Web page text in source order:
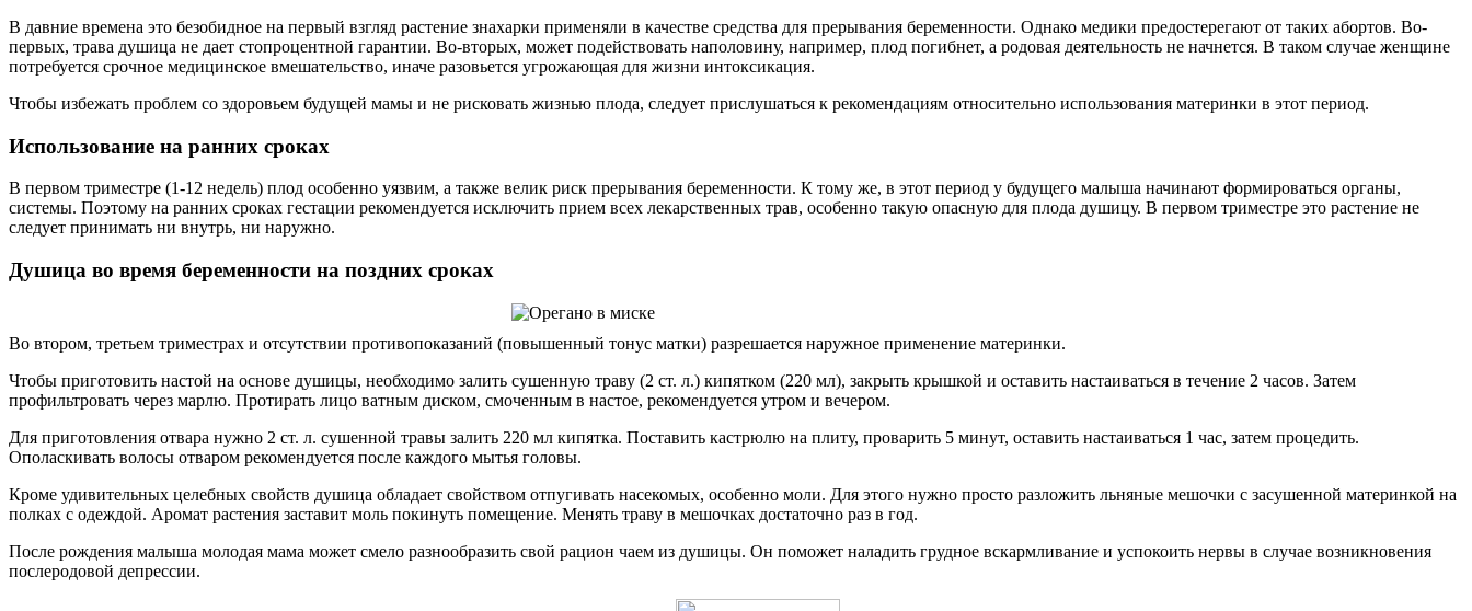
В давние времена это безобидное на первый взгляд растение знахарки применяли в качестве средства для прерывания беременности. Однако медики предостерегают от таких абортов. Во-
первых, трава душица не дает стопроцентной гарантии. Во-вторых, может подействовать наполовину, например, плод погибнет, а родовая деятельность не начнется. В таком случае женщине
потребуется срочное медицинское вмешательство, иначе разовьется угрожающая для жизни интоксикация.
Чтобы избежать проблем со здоровьем будущей мамы и не рисковать жизнью плода, следует прислушаться к рекомендациям относительно использования материнки в этот период.
Использование на ранних сроках
В первом триместре (1-12 недель) плод особенно уязвим, а также велик риск прерывания беременности. К тому же, в этот период у будущего малыша начинают формироваться органы,
системы. Поэтому на ранних сроках гестации рекомендуется исключить прием всех лекарственных трав, особенно такую опасную для плода душицу. В первом триместре это растение не
следует принимать ни внутрь, ни наружно.
Душица во время беременности на поздних сроках
Во втором, третьем триместрах и отсутствии противопоказаний (повышенный тонус матки) разрешается наружное применение материнки.
Чтобы приготовить настой на основе душицы, необходимо залить сушенную траву (2 ст. л.) кипятком (220 мл), закрыть крышкой и оставить настаиваться в течение 2 часов. Затем
профильтровать через марлю. Протирать лицо ватным диском, смоченным в настое, рекомендуется утром и вечером.
Для приготовления отвара нужно 2 ст. л. сушенной травы залить 220 мл кипятка. Поставить кастрюлю на плиту, проварить 5 минут, оставить настаиваться 1 час, затем процедить.
Ополаскивать волосы отваром рекомендуется после каждого мытья головы.
Кроме удивительных целебных свойств душица обладает свойством отпугивать насекомых, особенно моли. Для этого нужно просто разложить льняные мешочки с засушенной материнкой на
полках с одеждой. Аромат растения заставит моль покинуть помещение. Менять траву в мешочках достаточно раз в год.
После рождения малыша молодая мама может смело разнообразить свой рацион чаем из душицы. Он поможет наладить грудное вскармливание и успокоить нервы в случае возникновения
послеродовой депрессии.